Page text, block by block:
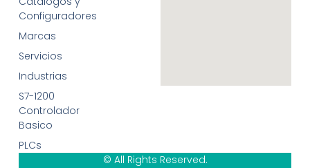
Configuradores
Marcas
Servicios
Industrias
S7-1200
Controlador
Basico
PLCs
© All Rights Reserved.